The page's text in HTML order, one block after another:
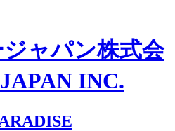
ャパン株式会
INC.